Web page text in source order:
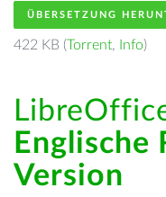
ÜBERSETZUNG
422 KB (Torrent, Info)
Englische
Version